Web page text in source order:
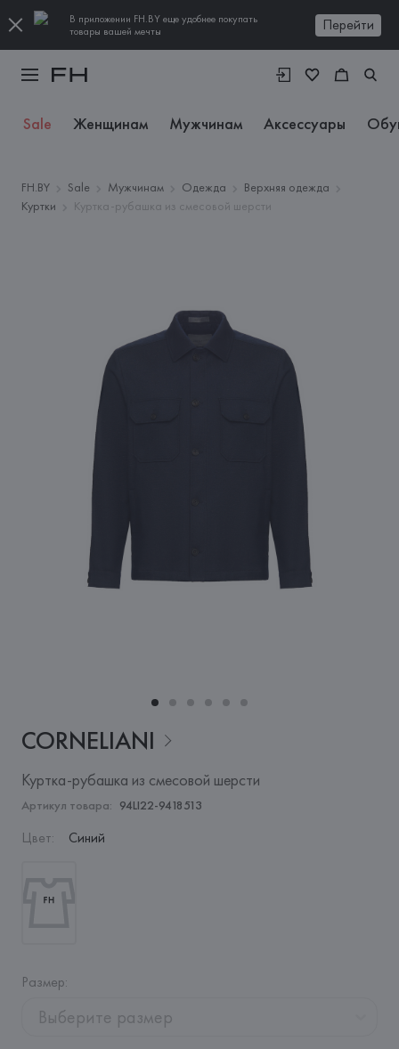
В приложении FH.BY еще удобнее покупать
товары вашей мечты
Перейти
Sale Женщинам Мужчинам Аксессуары
FH.BY Sale Мужчинам Одежда
Верхняя одежда
Куртки
Куртка-рубашка из смесовой шерсти
CORNELIANI
Куртка-рубашка из смесовой шерсти
Артикул товара: 94LI22-9418513
Цвет: Синий
Размер:
Выберите размер